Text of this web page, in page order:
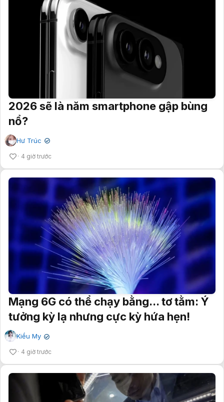
2026 sẽ là năm smartphone gập bùng
nổ?
Hư Trúc ✔
4 giờ trước
Mạng 6G có thể chạy bằng... tơ tằm: Ý
tưởng kỳ lạ nhưng cực kỳ hứa hẹn!
Kiều My ✔
4 giờ trước